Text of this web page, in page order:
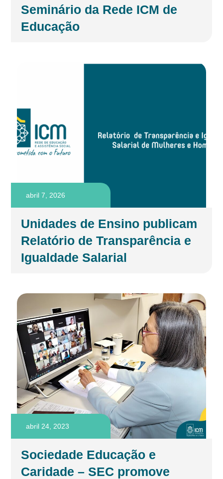
Seminário da Rede ICM de
Educação
abril 7, 2026
Unidades de Ensino publicam
Relatório de Transparência e
Igualdade Salarial
abril 24, 2023
Sociedade Educação e
Caridade – SEC promove